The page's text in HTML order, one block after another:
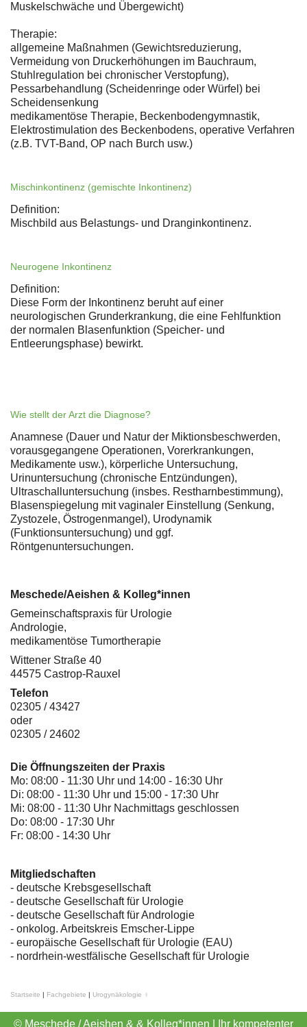
Muskelschwäche und Übergewicht)
Therapie:
allgemeine Maßnahmen (Gewichtsreduzierung,
Vermeidung von Druckerhöhungen im Bauchraum,
Stuhlregulation bei chronischer Verstopfung),
Pessarbehandlung (Scheidenringe oder Würfel) bei
Scheidensenkung
medikamentöse Therapie, Beckenbodengymnastik,
Elektrostimulation des Beckenbodens, operative Verfahren
(z.B. TVT-Band, OP nach Burch usw.)
Mischinkontinenz (gemischte Inkontinenz)
Definition:
Mischbild aus Belastungs- und Dranginkontinenz.
Neurogene Inkontinenz
Definition:
Diese Form der Inkontinenz beruht auf einer
neurologischen Grunderkrankung, die eine Fehlfunktion
der normalen Blasenfunktion (Speicher- und
Entleerungsphase) bewirkt.
Wie stellt der Arzt die Diagnose?
Anamnese (Dauer und Natur der Miktionsbeschwerden,
vorausgegangene Operationen, Vorerkrankungen,
Medikamente usw.), körperliche Untersuchung,
Urinuntersuchung (chronische Entzündungen),
Ultraschalluntersuchung (insbes. Restharnbestimmung),
Blasenspiegelung mit vaginaler Einstellung (Senkung,
Zystozele, Östrogenmangel), Urodynamik
(Funktionsuntersuchung) und ggf.
Röntgenuntersuchungen.
Meschede/Aeishen & Kolleg*innen
Gemeinschaftspraxis für Urologie
Andrologie,
medikamentöse Tumortherapie
Wittener Straße 40
44575 Castrop-Rauxel
Telefon
02305 / 43427
oder
02305 / 24602
Die Öffnungszeiten der Praxis
Mo: 08:00 - 11:30 Uhr und 14:00 - 16:30 Uhr
Di: 08:00 - 11:30 Uhr und 15:00 - 17:30 Uhr
Mi: 08:00 - 11:30 Uhr Nachmittags geschlossen
Do: 08:00 - 17:30 Uhr
Fr: 08:00 - 14:30 Uhr
Mitgliedschaften
- deutsche Krebsgesellschaft
- deutsche Gesellschaft für Urologie
- deutsche Gesellschaft für Andrologie
- onkolog. Arbeitskreis Emscher-Lippe
- europäische Gesellschaft für Urologie (EAU)
- nordrhein-westfälische Gesellschaft für Urologie
Startseite | Fachgebiete | Urogynäkologie ♀
© Meschede / Aeishen & & Kolleg*innen | Ihr kompetenter